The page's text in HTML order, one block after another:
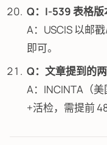
Q：I-539 表格版
A：USCIS 以邮
即可。
Q：文章提到的
A：INCINTA（
+活检，需提前 48